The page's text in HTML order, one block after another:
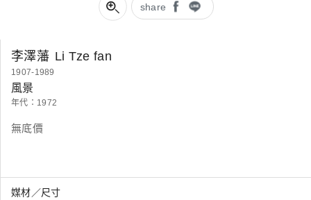
share
李澤藩 Li Tze fan
1907-1989
風景
年代：1972
無底價
媒材／尺寸